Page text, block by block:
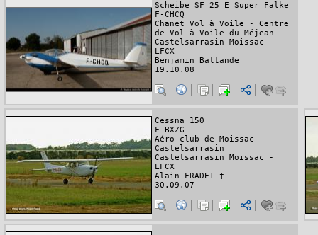
Scheibe SF 25 E Super Falke
F-CHCQ
Chanet Vol à Voile - Centre
de Vol à Voile du Méjean
Castelsarrasin Moissac -
LFCX
Benjamin Ballande
19.10.08
Cessna 150
F-BXZG
Aéro-club de Moissac
Castelsarrasin
Castelsarrasin Moissac -
LFCX
Alain FRADET †
30.09.07